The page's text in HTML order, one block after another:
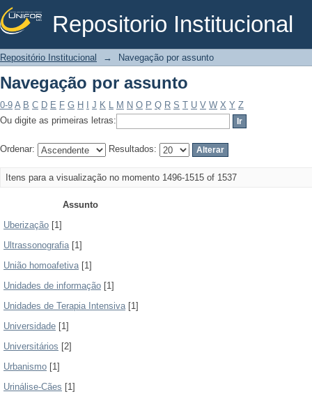
Repositorio Institucional
Navegação por assunto
Repositório Institucional → Navegação por assunto
Navegação por assunto
0-9 A B C D E F G H J K L M N O P Q R S T U V W X Y Z
Ou digite as primeiras letras:
Ordenar: Resultados:
Itens para a visualização no momento 1496-1515 of 1537
Assunto
Uberização [1]
Ultrassonografia[1]
União homoafetiva[1]
Unidades de informação [1]
Unidades de Terapia Intensiva[1]
Universidade [1]
Universitários [2]
Urbanismo [1]
Urinálise-Cães [1]